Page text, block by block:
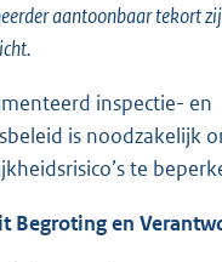
aantoonbaar tekort
inspectie- en
is noodzakelijk
te
Begroting en